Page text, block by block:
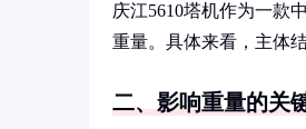
庆江5610塔机作为一款
重量。具体来看，主体
二、影响重量的关